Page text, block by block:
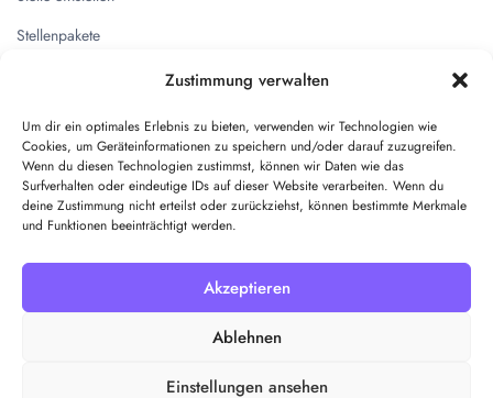
Zustimmung verwalten
Um dir ein optimales Erlebnis zu bieten, verwenden wir Technologien wie
Cookies, um Geräteinformationen zu speichern und/oder darauf zuzugreifen.
Wenn du diesen Technologien zustimmst, können wir Daten wie das
Surfverhalten oder eindeutige IDs auf dieser Website verarbeiten. Wenn du
deine Zustimmung nicht erteilst oder zurückziehst, können bestimmte Merkmale
und Funktionen beeinträchtigt werden.
Akzeptieren
Ablehnen
Einstellungen ansehen
Stellenpakete
Kontakt
Impressum
Datenschutz